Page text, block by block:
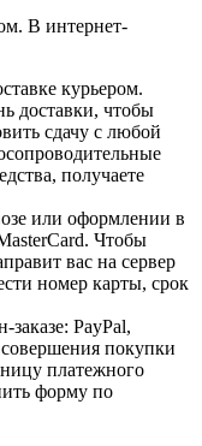
В интернет-
курьером.
доставки, чтобы
сдачу с любой
получаете
или оформлении в
Чтобы
вас на сервер
номер карты, срок
PayPal,
покупки
платежного
форму по